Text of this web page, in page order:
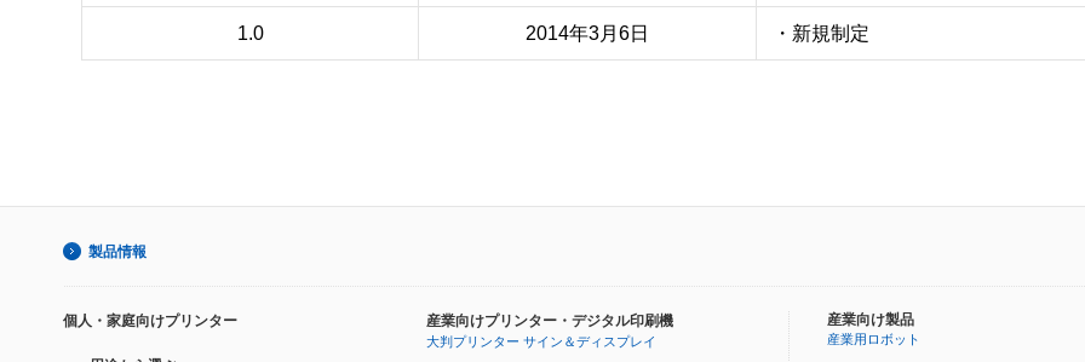
1.0 2014年3月6日 ・新規制定
製品情報
個人・家庭向けプリンター 産業向けプリンター・デジタル印刷機
大判プリンター サイン＆ディスプレイ
産業向け製品
産業用ロボット